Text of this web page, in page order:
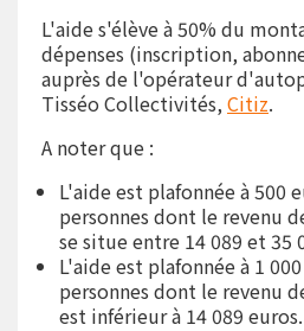
L'aide s'élève à 50% du
dépenses (inscription,
auprès de l'opérateur
Tisséo Collectivités,Citiz.
A noter que :
L'aide est plafonnée à 500
personnes dont le revenu
se situe entre 14 089 et 35
L'aide est plafonnée à 1
personnes dont le revenu
est inférieur à 14 089 euros.